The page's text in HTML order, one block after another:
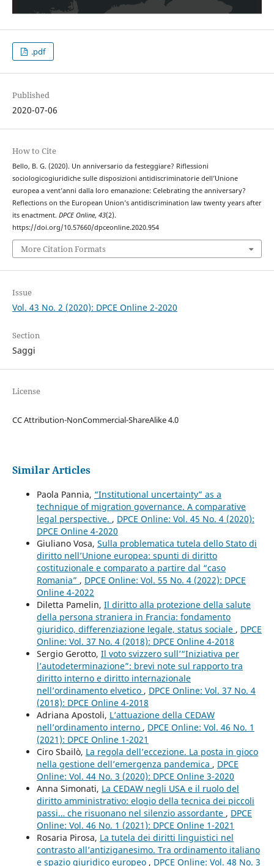
.pdf
Published
2020-07-06
How to Cite
Bello, B. G. (2020). Un anniversario da festeggiare? Riflessioni
sociologicogiuridiche sulle disposizioni antidiscriminatorie dell’Unione
europea a vent’anni dalla loro emanazione: Celebrating the anniversary?
Reflections on the European Union’s antidiscrimination law twenty years after
its enactment. DPCE Online, 43(2).
https://doi.org/10.57660/dpceonline.2020.954
More Citation Formats
Issue
Vol. 43 No. 2 (2020): DPCE Online 2-2020
Section
Saggi
License
CC Attribution-NonCommercial-ShareAlike 4.0
Similar Articles
Paola Pannia, “Institutional uncertainty” as a
technique of migration governance. A comparative
legal perspective. , DPCE Online: Vol. 45 No. 4 (2020):
DPCE Online 4-2020
Giuliano Vosa, Sulla problematica tutela dello Stato di
diritto nell’Unione europea: spunti di diritto
costituzionale e comparato a partire dal “caso
Romania” , DPCE Online: Vol. 55 No. 4 (2022): DPCE
Online 4-2022
Diletta Pamelin, Il diritto alla protezione della salute
della persona straniera in Francia: fondamento
giuridico, differenziazione legale, status sociale , DPCE
Online: Vol. 37 No. 4 (2018): DPCE Online 4-2018
Sergio Gerotto, Il voto svizzero sull’“Iniziativa per
l’autodeterminazione”: brevi note sul rapporto tra
diritto interno e diritto internazionale
nell’ordinamento elvetico , DPCE Online: Vol. 37 No. 4
(2018): DPCE Online 4-2018
Adriana Apostoli, L’attuazione della CEDAW
nell’ordinamento interno , DPCE Online: Vol. 46 No. 1
(2021): DPCE Online 1-2021
Ciro Sbailò, La regola dell’eccezione. La posta in gioco
nella gestione dell’emergenza pandemica , DPCE
Online: Vol. 44 No. 3 (2020): DPCE Online 3-2020
Anna Simonati, La CEDAW negli USA e il ruolo del
diritto amministrativo: elogio della tecnica dei piccoli
passi… che risuonano nel silenzio assordante , DPCE
Online: Vol. 46 No. 1 (2021): DPCE Online 1-2021
Rosaria Pirosa, La tutela dei diritti linguistici nel
contrasto all’antiziganesimo. Tra ordinamento italiano
e spazio giuridico europeo , DPCE Online: Vol. 48 No. 3